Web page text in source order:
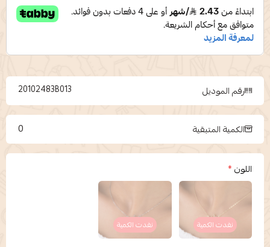
رقم الموديل 20102483B013
الكمية المتبقية 0
اللون*
نفدت الكمية نفدت الكمية